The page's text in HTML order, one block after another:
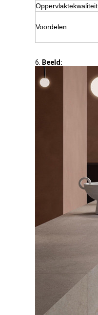
Oppervlaktekwaliteit
Voordelen
6. Beeld: